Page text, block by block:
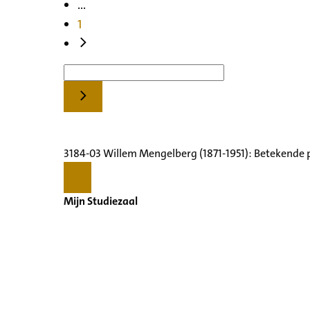
...
1
3184-03 Willem Mengelberg (1871-1951):
Mijn Studiezaal